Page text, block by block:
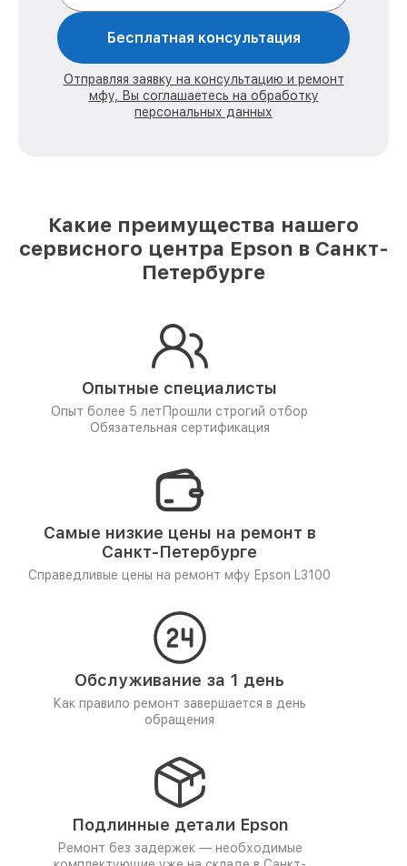
Бесплатная консультация
Отправляя заявку на консультацию и ремонт
мфу, Вы соглашаетесь на обработку
персональных данных
Какие преимущества нашего
сервисного центра Epson в Санкт-
Петербурге
Опытные специалисты
Опыт более 5 лет Прошли строгий отбор
Обязательная сертификация
Самые низкие цены на ремонт в
Санкт-Петербурге
Справедливые цены на ремонт мфу Epson L3100
Обслуживание за 1 день
Как правило ремонт завершается в день
обращения
Подлинные детали Epson
Ремонт без задержек — необходимые